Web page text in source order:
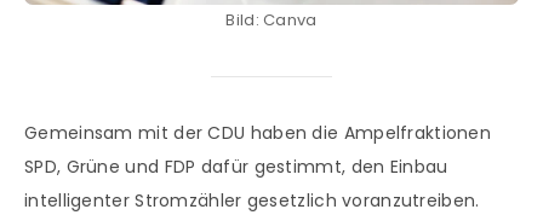
Bild: Canva
Gemeinsam mit der CDU haben die Ampelfraktionen
SPD, Grüne und FDP dafür gestimmt, den Einbau
intelligenter Stromzähler gesetzlich voranzutreiben.